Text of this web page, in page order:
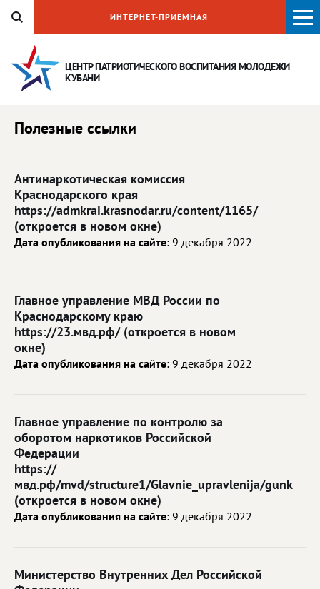
ЦЕНТР ПАТРИОТИЧЕСКОГО ВОСПИТАНИЯМОЛОДЕЖИ
КУБАНИ
ИНТЕРНЕТ-ПРИЕМНАЯ
Полезные ссылки
Антинаркотическая комиссия
Краснодарского края
https://admkrai.krasnodar.ru/content/1165/
(откроется в новом окне)
Дата опубликования на сайте: 9 декабря 2022
Главное управление МВД России по
Краснодарскому краю
https://23.мвд.рф/ (откроется в новом
окне)
Дата опубликования на сайте: 9 декабря 2022
Главное управление по контролю за
оборотом наркотиков Российской
Федерации
https://
мвд.рф/mvd/structure1/Glavnie_upravlenija/gunk
(откроется в новом окне)
Дата опубликования на сайте: 9 декабря 2022
Министерство Внутренних Дел Российской